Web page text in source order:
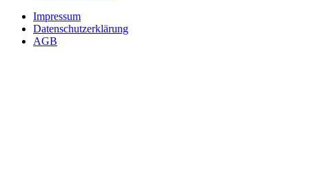
Impressum
Datenschutzerklärung
AGB